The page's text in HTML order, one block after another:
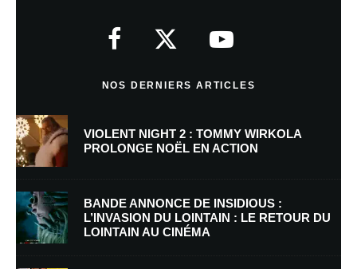
Nom*
NOS DERNIERS ARTICLES
VIOLENT NIGHT 2 : TOMMY WIRKOLA
PROLONGE NOËL EN ACTION
BANDE ANNONCE DE INSIDIOUS :
L’INVASION DU LOINTAIN : LE RETOUR DU
LOINTAIN AU CINÉMA